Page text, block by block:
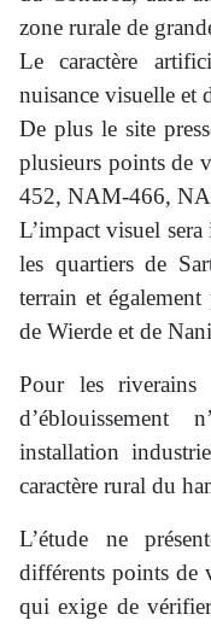
zone rurale de
Le caractère
nuisance visuelle et
De plus le site
plusieurs points de
452, NAM-466,
L’impact visuel
les quartiers de
terrain et
de Wierde et de
Pour les
installation
caractère rural du
L’étude ne
différents points de
qui exige de